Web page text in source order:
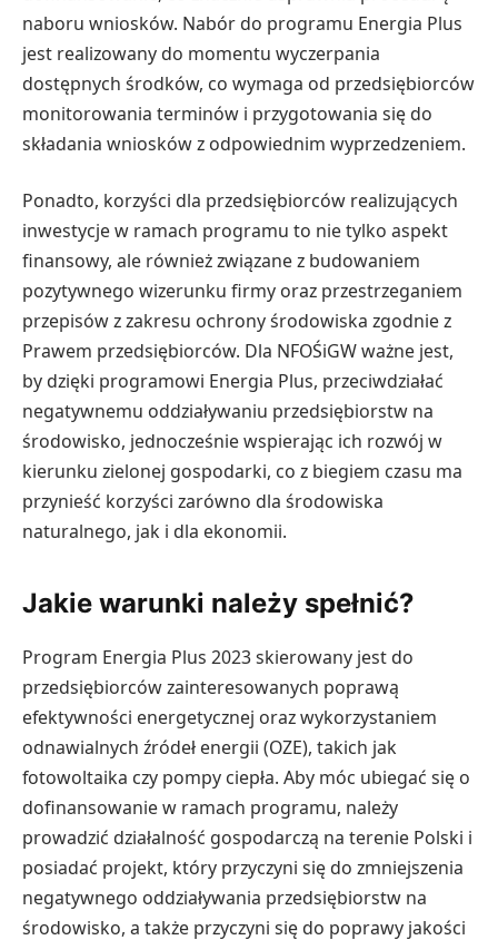
naboru wniosków. Nabór do programu Energia Plus
jest realizowany do momentu wyczerpania
dostępnych środków, co wymaga od przedsiębiorców
monitorowania terminów i przygotowania się do
składania wniosków z odpowiednim wyprzedzeniem.
Ponadto, korzyści dla przedsiębiorców realizujących
inwestycje w ramach programu to nie tylko aspekt
finansowy, ale również związane z budowaniem
pozytywnego wizerunku firmy oraz przestrzeganiem
przepisów z zakresu ochrony środowiska zgodnie z
Prawem przedsiębiorców. Dla NFOŚiGW ważne jest,
by dzięki programowi Energia Plus, przeciwdziałać
negatywnemu oddziaływaniu przedsiębiorstw na
środowisko, jednocześnie wspierając ich rozwój w
kierunku zielonej gospodarki, co z biegiem czasu ma
przynieść korzyści zarówno dla środowiska
naturalnego, jak i dla ekonomii.
Jakie warunki należy spełnić?
Program Energia Plus 2023 skierowany jest do
przedsiębiorców zainteresowanych poprawą
efektywności energetycznej oraz wykorzystaniem
odnawialnych źródeł energii (OZE), takich jak
fotowoltaika czy pompy ciepła. Aby móc ubiegać się o
dofinansowanie w ramach programu, należy
prowadzić działalność gospodarczą na terenie Polski i
posiadać projekt, który przyczyni się do zmniejszenia
negatywnego oddziaływania przedsiębiorstw na
środowisko, a także przyczyni się do poprawy jakości